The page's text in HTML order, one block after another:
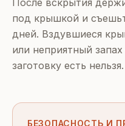
под крышкой и
дней. Вздувшиеся
или неприятный
заготовку есть нельзя.
БЕЗОПАСНОСТЬ И